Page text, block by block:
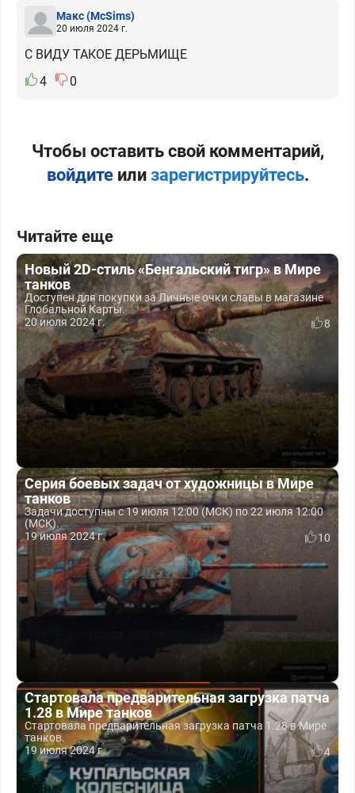
Макс(McSims)
20 июля 2024 г.
С ВИДУ ТАКОЕ ДЕРЬМИЩЕ
4
0
Чтобы оставить свой комментарий,
войдитеили зарегистрируйтесь.
Читайте еще
Новый 2D-стиль «Бенгальский тигр» в Мире
танков
Доступен для покупки за Личные очки славы в магазине
Глобальной Карты.
20 июля 2024 г.
8
Серия боевых задач от художницы в Мире
танков
Задачи доступны с 19 июля 12:00 (МСК) по 22 июля 12:00
(МСК).
19 июля 2024 г.
10
Стартовала предварительная загрузка патча
1.28 в Мире танков
Стартовала предварительная загрузка патча 1.28 в Мире
танков.
19 июля 2024 г.
4